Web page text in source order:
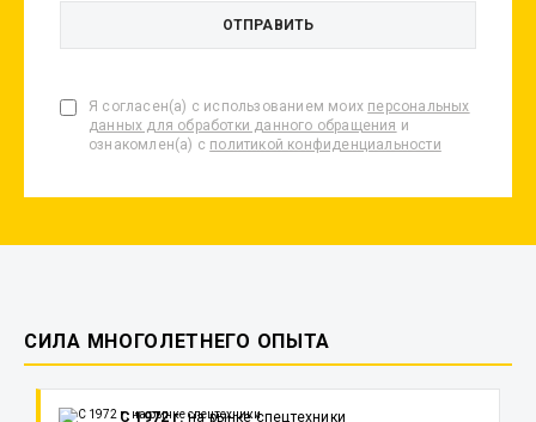
Я согласен(а) с использованием моих персональных
данных для обработки данного обращения и
ознакомлен(а) с политикой конфиденциальности
СИЛА МНОГОЛЕТНЕГО ОПЫТА
С 1972 г.на рынке спецтехники